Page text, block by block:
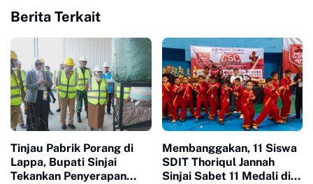
Berita Terkait
Tinjau Pabrik Porang di
Lappa, Bupati Sinjai
Tekankan Penyerapan
Membanggakan, 11 Siswa
SDIT Thoriqul Jannah
Sinjai Sabet 11 Medali di